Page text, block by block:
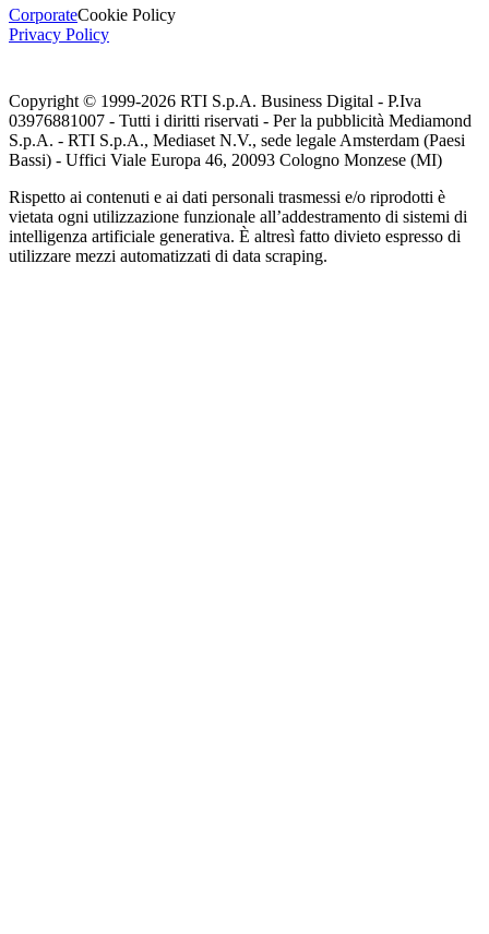
CorporateCookie Policy
Privacy Policy
Copyright © 1999-2026 RTI S.p.A. Business Digital - P.Iva
03976881007 - Tutti i diritti riservati - Per la pubblicità Mediamond
S.p.A. - RTI S.p.A., Mediaset N.V., sede legale Amsterdam (Paesi
Bassi) - Uffici Viale Europa 46, 20093 Cologno Monzese (MI)
Rispetto ai contenuti e ai dati personali trasmessi e/o riprodotti è
vietata ogni utilizzazione funzionale all’addestramento di sistemi di
intelligenza artificiale generativa. È altresì fatto divieto espresso di
utilizzare mezzi automatizzati di data scraping.